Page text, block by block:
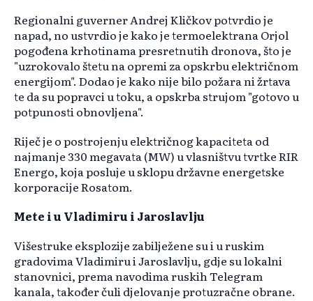
Regionalni guverner Andrej Kličkov potvrdio je
napad, no ustvrdio je kako je termoelektrana Orjol
pogođena krhotinama presretnutih dronova, što je
"uzrokovalo štetu na opremi za opskrbu električnom
energijom". Dodao je kako nije bilo požara ni žrtava
te da su popravci u toku, a opskrba strujom "gotovo u
potpunosti obnovljena".
Riječ je o postrojenju električnog kapaciteta od
najmanje 330 megavata (MW) u vlasništvu tvrtke RIR
Energo, koja posluje u sklopu državne energetske
korporacije Rosatom.
Mete i u Vladimiru i Jaroslavlju
Višestruke eksplozije zabilježene su i u ruskim
gradovima Vladimiru i Jaroslavlju, gdje su lokalni
stanovnici, prema navodima ruskih Telegram
kanala, također čuli djelovanje protuzračne obrane.